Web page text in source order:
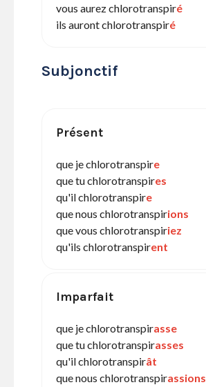
vous aurez chlorotranspiré
ils auront chlorotranspiré
Subjonctif
Présent
que je chlorotranspire
que tu chlorotranspires
qu'il chlorotranspire
que nous chlorotranspirions
que vous chlorotranspiriez
qu'ils chlorotranspirent
Imparfait
que je chlorotranspirasse
que tu chlorotranspirasses
qu'il chlorotranspirât
que nous chlorotranspirassions